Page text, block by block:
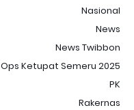
Nasional
News
News Twibbon
Ops Ketupat Semeru 2025
PK
Rakernas